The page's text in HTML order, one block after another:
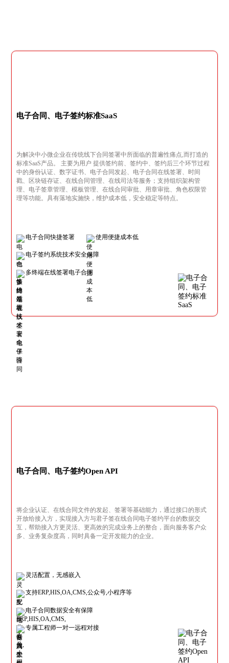
电子合同、电子签约标准SaaS
为解决中小微企业在传统线下合同签署中所面临的普遍性痛点,而打造的
标准SaaS产品。 主要为用户 提供签约前、签约中、签约后三个环节过程
中的身份认证、数字证书、电子合同发起、电子合同在线签署、时间
戳、区块链存证、在线合同管理、在线司法等服务；支持组织架构管
理、电子签章管理、模板管理、在线合同审批、用章审批、角色权限管
理等功能。具有落地实施快，维护成本低，安全稳定等特点。
电子合同快捷签署 使用便捷成本低
电子签约系统技术安全保障
多终端在线签署电子合同
电子合同、电子签约Open API
将企业认证、在线合同文件的发起、签署等基础能力，通过接口的形式
开放给接入方，实现接入方与君子签在线合同电子签约平台的数据交
互，帮助接入方更灵活、更高效的完成业务上的整合，面向服务客户众
多、业务复杂度高，同时具备一定开发能力的企业。
灵活配置，无感嵌入
支持ERP,HIS,OA,CMS,公众号,小程序等
电子合同数据安全有保障
专属工程师一对一远程对接